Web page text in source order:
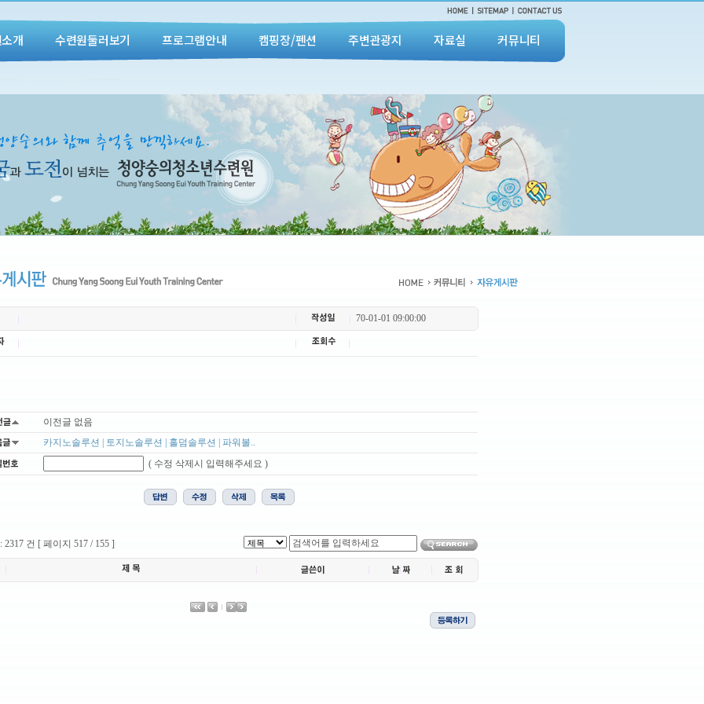
개 수련원둘러보기 프로그램안내 캠핑장/펜션 주변관광지 자료실 커뮤니티
70-01-01 09:00:00
이전글 없음
카지노솔루션 | 토지노솔루션 | 홀덤솔루션 | 파워볼..
( 수정 삭제시 입력해주세요 )
건 [ 페이지 517 / 155 ]